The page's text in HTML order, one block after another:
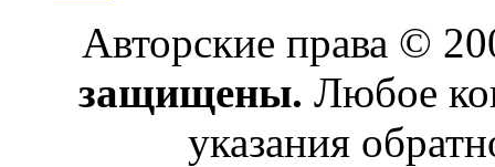
Авторские права ©
защищены. Любое
указания